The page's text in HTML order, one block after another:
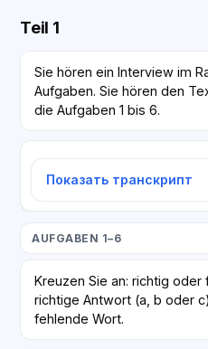
Teil 1
Sie hören ein Interview im
Aufgaben. Sie hören den
die Aufgaben 1 bis 6.
Показать транскрипт
AUFGABEN 1–6
Kreuzen Sie an: richtig oder
richtige Antwort (a, b oder
fehlende Wort.